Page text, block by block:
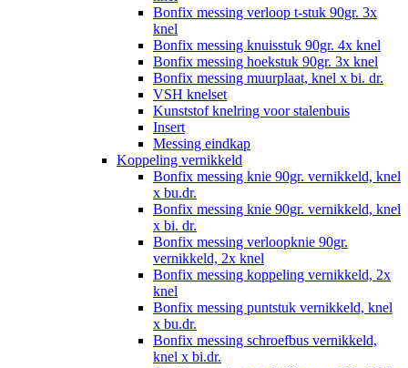
Bonfix messing verloop t-stuk 90gr. 3x
knel
Bonfix messing knuisstuk 90gr. 4x knel
Bonfix messing hoekstuk 90gr. 3x knel
Bonfix messing muurplaat, knel x bi. dr.
VSH knelset
Kunststof knelring voor stalenbuis
Insert
Messing eindkap
Koppeling vernikkeld
Bonfix messing knie 90gr. vernikkeld, knel
x bu.dr.
Bonfix messing knie 90gr. vernikkeld, knel
x bi. dr.
Bonfix messing verloopknie 90gr.
vernikkeld, 2x knel
Bonfix messing koppeling vernikkeld, 2x
knel
Bonfix messing puntstuk vernikkeld, knel
x bu.dr.
Bonfix messing schroefbus vernikkeld,
knel x bi.dr.